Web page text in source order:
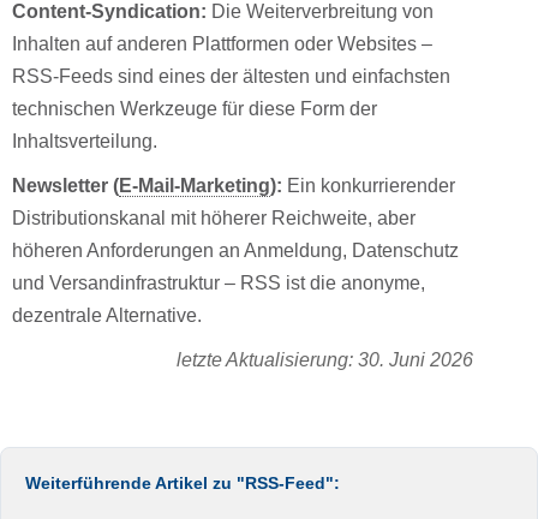
Content-Syndication: Die Weiterverbreitung von
Inhalten auf anderen Plattformen oder Websites –
RSS-Feeds sind eines der ältesten und einfachsten
technischen Werkzeuge für diese Form der
Inhaltsverteilung.
Newsletter (E-Mail-Marketing): Ein konkurrierender
Distributionskanal mit höherer Reichweite, aber
höheren Anforderungen an Anmeldung, Datenschutz
und Versandinfrastruktur – RSS ist die anonyme,
dezentrale Alternative.
letzte Aktualisierung: 30. Juni 2026
Weiterführende Artikel zu "RSS-Feed":